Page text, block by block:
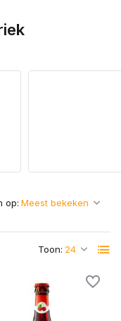
Toon:
op: